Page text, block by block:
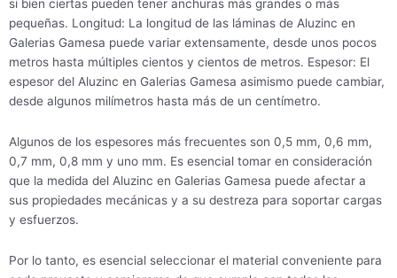
si bien ciertas pueden tener anchuras más grandes o más
pequeñas. Longitud: La longitud de las láminas de Aluzinc en
Galerias Gamesa puede variar extensamente, desde unos pocos
metros hasta múltiples cientos y cientos de metros. Espesor: El
espesor del Aluzinc en Galerias Gamesa asimismo puede cambiar,
desde algunos milímetros hasta más de un centímetro.
Algunos de los espesores más frecuentes son 0,5 mm, 0,6 mm,
0,7 mm, 0,8 mm y uno mm. Es esencial tomar en consideración
que la medida del Aluzinc en Galerias Gamesa puede afectar a
sus propiedades mecánicas y a su destreza para soportar cargas
y esfuerzos.
Por lo tanto, es esencial seleccionar el material conveniente para